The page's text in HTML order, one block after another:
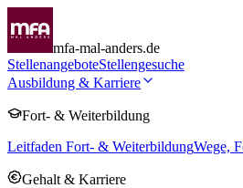
mfa-mal-anders.de
StellenangeboteStellengesuche
Ausbildung & Karriere
Fort- & Weiterbildung
Leitfaden Fort- & WeiterbildungWege,
Gehalt & Karriere